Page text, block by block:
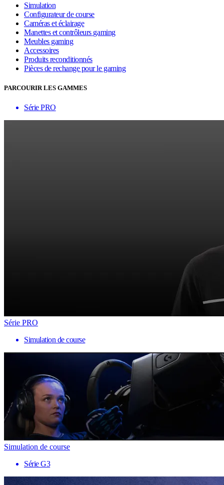
Simulation
Configurateur de course
Caméras et éclairage
Manettes et contrôleurs gaming
Meubles gaming
Accessoires
Produits reconditionnés
Pièces de rechange pour le gaming
PARCOURIR LES GAMMES
Série PRO
Série PRO
Simulation de course
Simulation de course
Série G3